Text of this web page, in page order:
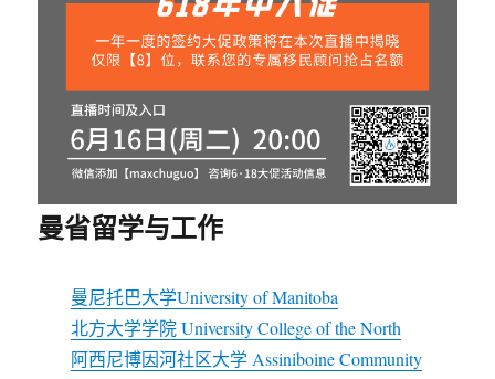
曼省留学与工作
曼尼托巴大学University of Manitoba
北方大学学院 University College of the North
阿西尼博因河社区大学 Assiniboine Community